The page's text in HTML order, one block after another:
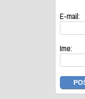
E-mail:
Ime: